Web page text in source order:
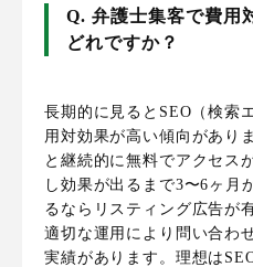
Q. 弁護士集客で費用
どれですか？
長期的に見るとSEO（検索
用対効果が高い傾向があり
と継続的に無料でアクセス
し効果が出るまで3〜6ヶ月
るならリスティング広告が
適切な運用により問い合わ
実績があります。理想は